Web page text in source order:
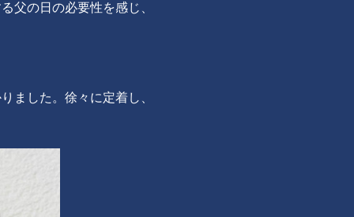
父の日の必要性を感じ、
ました。徐々に定着し、